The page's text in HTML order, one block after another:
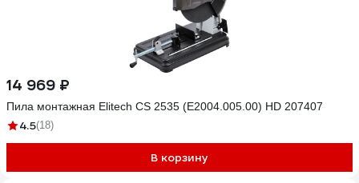
14 969 ₽
Пила монтажная Elitech CS 2535 (E2004.005.00) HD 207407
4.5(18)
В корзину